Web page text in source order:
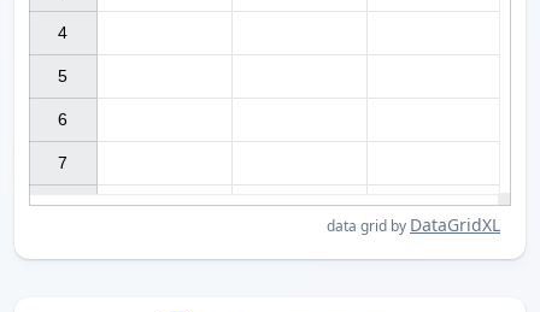
data grid by DataGridXL
4
5
6
7